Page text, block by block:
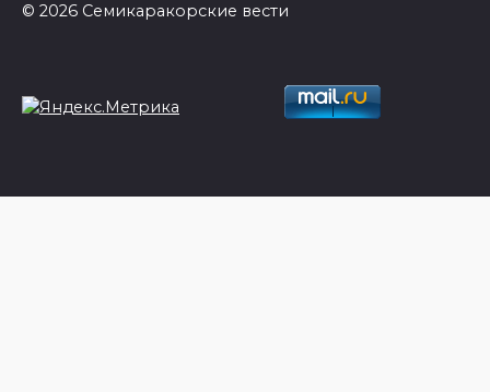
© 2026 Семикаракорские вести